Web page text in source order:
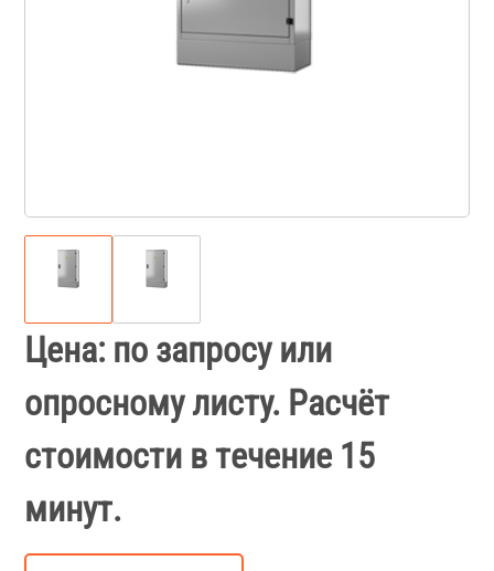
Цена: по запросу или
опросному листу. Расчёт
стоимости в течение 15
минут.